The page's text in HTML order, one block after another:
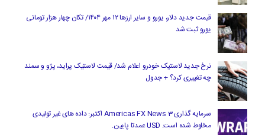
قیمت جدید دلار، یورو و سایر ارزها ۱۲ مهر ۱۴۰۴/ تکان چهار هزار تومانی
یورو ثبت شد
نرخ جدید لاستیک خودرو اعلام شد/ قیمت لاستیک پراید، پژو و سمند
چه تغییری کرد؟ + جدول
سرمایه گذاری Americas FX News 3 اکتبر: داده های غیر تولیدی
مخلوط شده است. USD عمدتا پایین.